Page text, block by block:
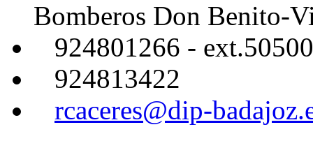
Bomberos Don Benito-
924801266 - ext.50500
924813422
rcaceres@dip-